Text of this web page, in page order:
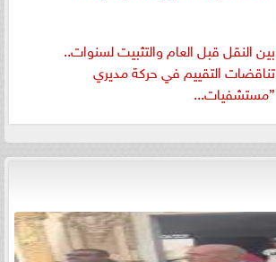
بين النقل قبل العام والتثبيت لسنوات..
تناقضات التقييم في حركة مديري
”مستشفيات...